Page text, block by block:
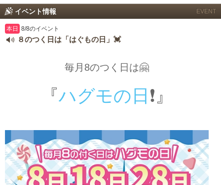
イベント情報 EVENT
本日 8/8のイベント
８のつく日は「はぐもの日」💓
毎月8のつく日は🤗
『ハグモの日❗️』